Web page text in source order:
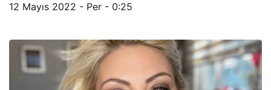
12 Mayıs 2022 - Per - 0:25